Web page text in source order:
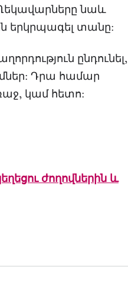
նաև
երկրպագել տանը:
ընդունել,
Դրա համար
կամ հետո:
ժողովներին և